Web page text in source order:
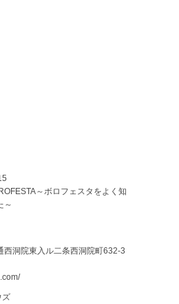
～ボロフェスタをよく知
～
西洞院東入ル二条西洞院町632-3
ズ